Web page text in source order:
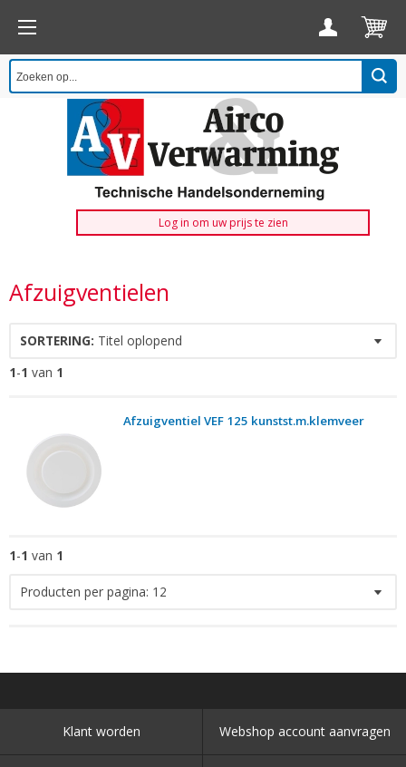
Log in om uw prijs te zien
Afzuigventielen
SORTERING: Titel oplopend
1-1 van 1
Afzuigventiel VEF 125 kunstst.m.klemveer
1-1 van 1
Producten per pagina: 12
Klant worden Webshop account aanvragen